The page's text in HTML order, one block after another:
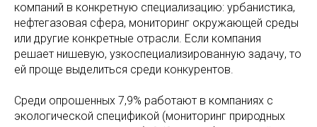
компаний в конкретную специализацию: урбанистика,
нефтегазовая сфера, мониторинг окружающей среды
или другие конкретные отрасли. Если компания
решает нишевую, узкоспециализированную задачу, то
ей проще выделиться среди конкурентов.
Среди опрошенных 7,9% работают в компаниях с
экологической спецификой (мониторинг природных